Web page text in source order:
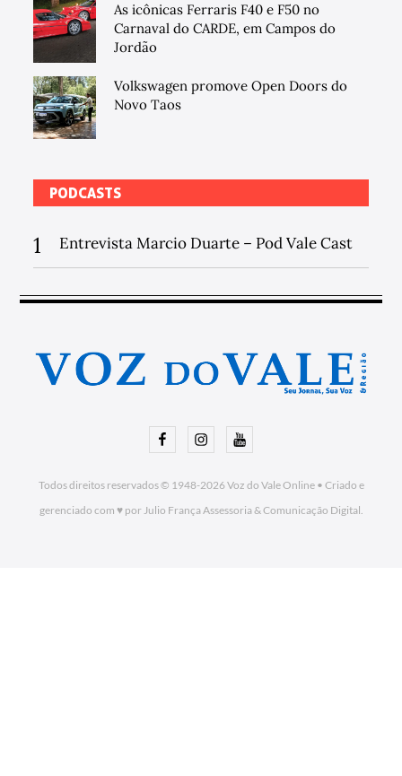
As icônicas Ferraris F40 e F50 no
Carnaval do CARDE, em Campos do
Jordão
Volkswagen promove Open Doors do
Novo Taos
PODCASTS
1 Entrevista Marcio Duarte – Pod Vale Cast
FacebookInstagramYoutube
Todos direitos reservados © 1948-2026Voz do Vale Online• Criado e
gerenciado com ♥ por Julio França Assessoria& Comunicação Digital.